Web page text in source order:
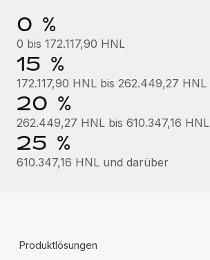
0 %
0 bis 172.117,90 HNL
15 %
172.117,90 HNL bis 262.449,27 HNL
20 %
262.449,27 HNL bis 610.347,16 HNL
25 %
610.347,16 HNL und darüber
Produktlösungen